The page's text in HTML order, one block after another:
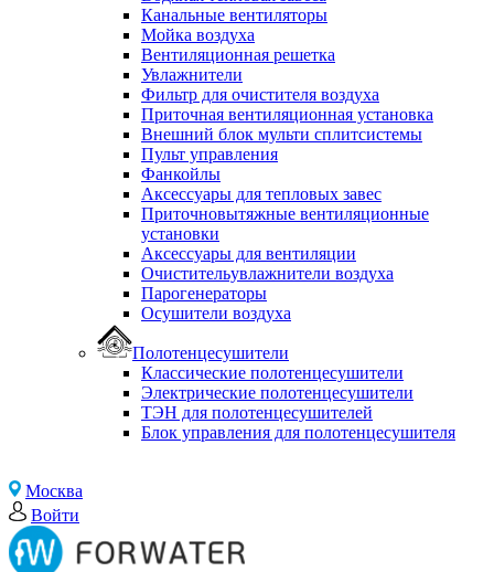
Канальные вентиляторы
Мойка воздуха
Вентиляционная решетка
Увлажнители
Фильтр для очистителя воздуха
Приточная вентиляционная установка
Внешний блок мульти сплитсистемы
Пульт управления
Фанкойлы
Аксессуары для тепловых завес
Приточновытяжные вентиляционные
установки
Аксессуары для вентиляции
Очистительувлажнители воздуха
Парогенераторы
Осушители воздуха
Полотенцесушители
Классические полотенцесушители
Электрические полотенцесушители
ТЭН для полотенцесушителей
Блок управления для полотенцесушителя
Москва
Войти